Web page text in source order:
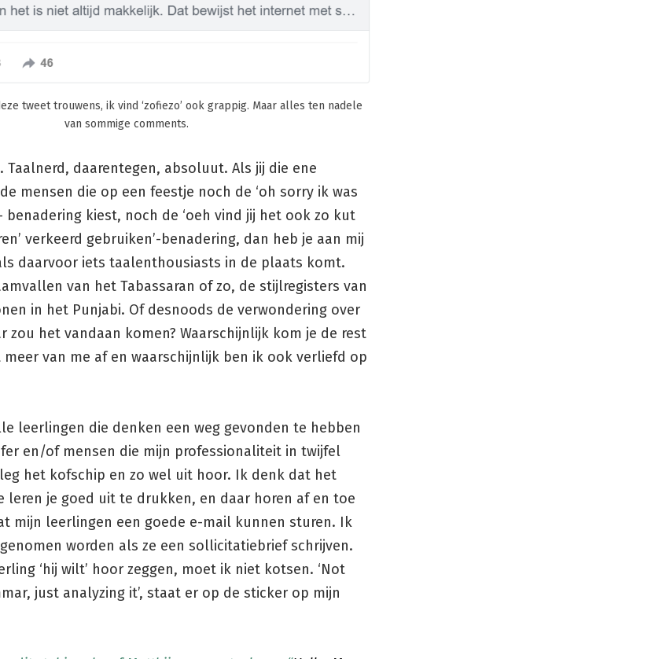
tweet trouwens, ik vind ‘zofiezo’ ook grappig. Maar alles ten nadele
van sommige comments.
Taalnerd, daarentegen, absoluut. Als jij die ene
mensen die op een feestje noch de ‘oh sorry ik was
benadering kiest, noch de ‘oeh vind jij het ook zo kut
verkeerd gebruiken’-benadering, dan heb je aan mij
daarvoor iets taalenthousiasts in de plaats komt.
van het Tabassaran of zo, de stijlregisters van
in het Punjabi. Of desnoods de verwondering over
zou het vandaan komen? Waarschijnlijk kom je de rest
van me af en waarschijnlijk ben ik ook verliefd op
leerlingen die denken een weg gevonden te hebben
en/of mensen die mijn professionaliteit in twijfel
het kofschip en zo wel uit hoor. Ik denk dat het
leren je goed uit te drukken, en daar horen af en toe
mijn leerlingen een goede e-mail kunnen sturen. Ik
worden als ze een sollicitatiebrief schrijven.
‘hij wilt’ hoor zeggen, moet ik niet kotsen. ‘Not
just analyzing it’, staat er op de sticker op mijn